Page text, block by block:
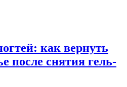
как вернуть
после снятия гель-